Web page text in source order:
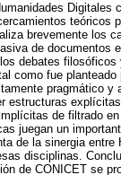
teóricos
brevemente los
de documentos
debates
como fue
pragmático
estructuras
de filtrado
juegan un
de la sinergia
disciplinas.
de CONICET se